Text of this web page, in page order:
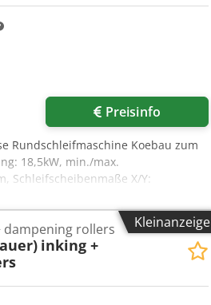
Preisinfo
Rundschleifmaschine Koebau zum
18,5kW, min./max.
Schleifscheibenmaße X/Y:
45m/s. Die Maschine
sowie einem
2200mm, Gewicht: ca. 4200kg.
Kleinanzeige
dampening rollers
inking +